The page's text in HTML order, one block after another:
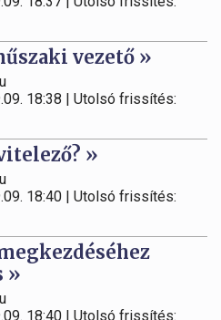
vezető »
18:38 | Utolsó frissítés:
»
18:40 | Utolsó frissítés:
»
18:40 | Utolsó frissítés: